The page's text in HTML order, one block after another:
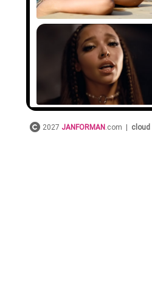
2027 JANFORMAN .com | cloud